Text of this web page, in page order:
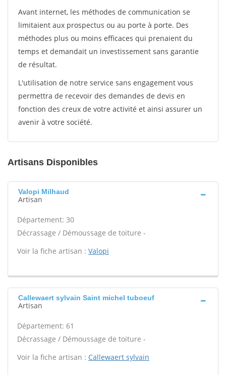
Avant internet, les méthodes de communication se
limitaient aux prospectus ou au porte à porte. Des
méthodes plus ou moins efficaces qui prenaient du
temps et demandait un investissement sans garantie
de résultat.
L'utilisation de notre service sans engagement vous
permettra de recevoir des demandes de devis en
fonction des creux de votre activité et ainsi assurer un
avenir à votre société.
Artisans Disponibles
Valopi Milhaud
Artisan
Département: 30
Décrassage / Démoussage de toiture -
Voir la fiche artisan : Valopi
Callewaert sylvain Saint michel tuboeuf
Artisan
Département: 61
Décrassage / Démoussage de toiture -
Voir la fiche artisan : Callewaert sylvain